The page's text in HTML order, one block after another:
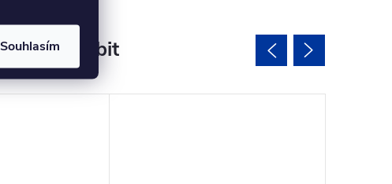
Souhlasím